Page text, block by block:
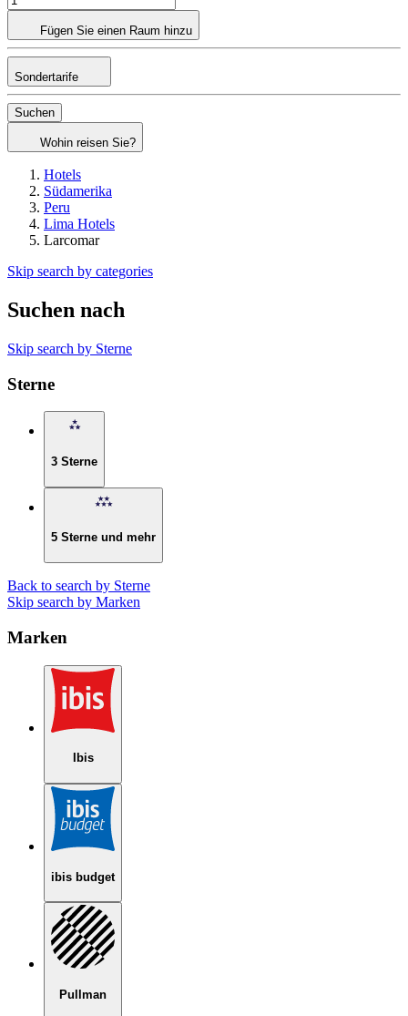
Fügen Sie einen Raum hinzu
Sondertarife
Suchen
Wohin reisen Sie?
Hotels
Südamerika
Peru
Lima Hotels
Larcomar
Skip search by categories
Suchen nach
Skip search by Sterne
Sterne
3 Sterne
5 Sterne und mehr
Back to search by Sterne
Skip search by Marken
Marken
Ibis
ibis budget
Pullman